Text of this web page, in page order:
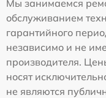
Мы занимаемся
обслуживанием
гарантийного
независимо и не
производителя.
носят
не являются